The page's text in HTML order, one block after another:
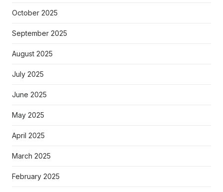
October 2025
September 2025
August 2025
July 2025
June 2025
May 2025
April 2025
March 2025
February 2025